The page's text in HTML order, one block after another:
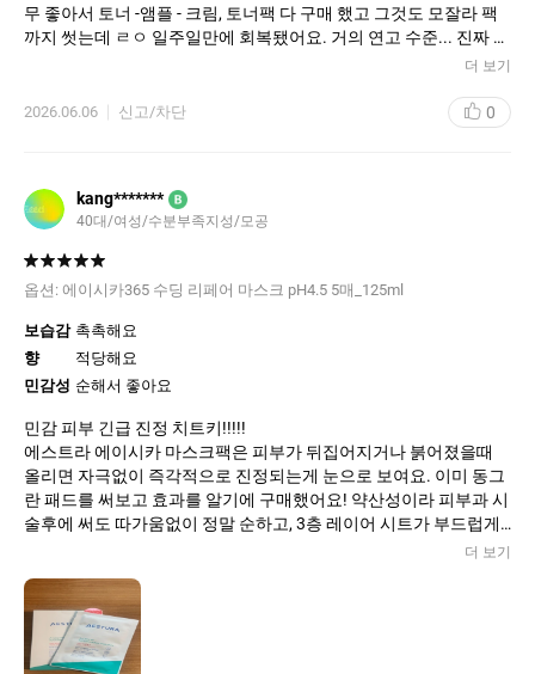
무 좋아서 토너 -앰플 - 크림, 토너팩 다 구매 했고 그것도 모잘라 팩
까지 썻는데 ㄹㅇ 일주일만에 회복됐어요. 거의 연고 수준... 진짜 도
움 많이 받앗아여 ㅜㅠ 다른 좋다는 제품들 써봤을 때 효과가 적었는
2에 한번씩 했더니 팩 할때마다 피부 컨디션이 점점 회복됐어요! 지
금도 상비템으로 쟁여두고 낮에 외출 오래 한 날이나 거칠어졌을 때,
더 보기
2026.06.06 신고/차단 0
kang******* B
40대/여성/수분부족지성/모공
옵션: 에이시카365 수딩 리페어 마스크 pH4.5 5매_125ml
보습감 촉촉해요
향
적당해요
민감성 순해서 좋아요
민감 피부 긴급 진정 치트키!!!!!
에스트라 에이시카 마스크팩은 피부가 뒤집어지거나 붉어졌을때
올리면 자극없이 즉각적으로 진정되는게 눈으로 보여요. 이미 동그
란 패드를 써보고 효과를 알기에 구매했어요! 약산성이라 피부과 시
술후에 써도 따가움없이 정말 순하고, 3층 레이어 시트가 부드럽게
더 보기